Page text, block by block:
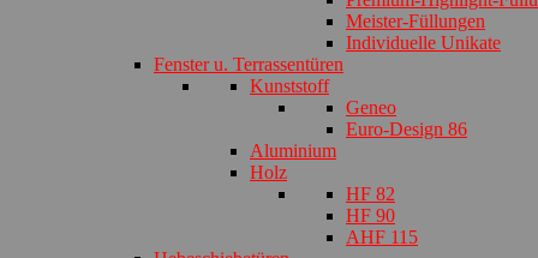
Meister-Füllungen
Individuelle Unikate
Fenster u. Terrassentüren
Kunststoff
Geneo
Euro-Design 86
Aluminium
Holz
HF 82
HF 90
AHF 115